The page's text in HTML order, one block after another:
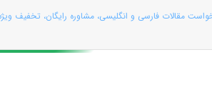
مقالات فارسی و انگلیسی، مشاوره رایگان، تخفیف